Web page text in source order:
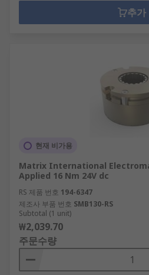
추가
현재 비가용
Matrix International
Applied 16 Nm 24V dc
RS 제품 번호 194-6347
제조사 부품 번호 SMB130-RS
Subtotal (1 unit)
₩2,039.70
주문수량